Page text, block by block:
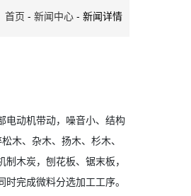
首页 - 新闻中心 - 新闻详情
动机带动，噪音小、结构
木、杂木、扬木、杉木、
木炭，刨花板、锯末板，
完成微料分选加工工序。